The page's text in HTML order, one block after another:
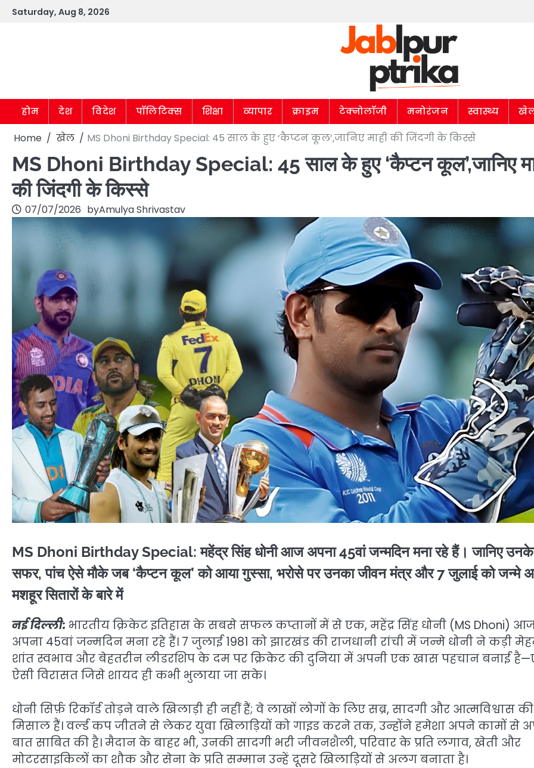
SkipSaturday, Aug 8, 2026
होम देश विदेश पॉलिटिक्स शिक्षा व्यापार क्राइम टेक्नोलॉजी मनोरंजन स्वास्थ्य
Home खेल MS Dhoni Birthday Special: 45 साल के हुए ‘कैप्टन कूल’,जानिए माही की जिंदगी के किस्से
MS Dhoni Birthday Special: 45 साल के हुए ‘कैप्टन कूल’,जानिए
की जिंदगी के किस्से
07/07/2026 byAmulya Shrivastav
MS Dhoni Birthday Special: महेंद्र सिंह धोनी आज अपना 45वां जन्मदिन मना रहे हैं। जानिए उनके
सफर, पांच ऐसे मौके जब ‘कैप्टन कूल’ को आया गुस्सा, भरोसे पर उनका जीवन मंत्र और 7 जुलाई को जन्मे
मशहूर सितारों के बारे में
नई दिल्ली: भारतीय क्रिकेट इतिहास के सबसे सफल कप्तानों में से एक, महेंद्र सिंह धोनी (MS Dhoni)
अपना 45वां जन्मदिन मना रहे हैं। 7 जुलाई 1981 को झारखंड की राजधानी रांची में जन्मे धोनी ने कड़ी
शांत स्वभाव और बेहतरीन लीडरशिप के दम पर क्रिकेट की दुनिया में अपनी एक खास पहचान बनाई
ऐसी विरासत जिसे शायद ही कभी भुलाया जा सके।
धोनी सिर्फ़ रिकॉर्ड तोड़ने वाले खिलाड़ी ही नहीं हैं; वे लाखों लोगों के लिए सब्र, सादगी और आत्मविश्वास की
मिसाल हैं। वर्ल्ड कप जीतने से लेकर युवा खिलाड़ियों को गाइड करने तक, उन्होंने हमेशा अपने कामों से
बात साबित की है। मैदान के बाहर भी, उनकी सादगी भरी जीवनशैली, परिवार के प्रति लगाव, खेती और
मोटरसाइकिलों का शौक और सेना के प्रति सम्मान उन्हें दूसरे खिलाड़ियों से अलग बनाता है।